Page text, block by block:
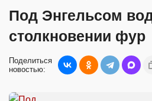
Под Энгельсом
столкновении фур
Поделиться
новостью: